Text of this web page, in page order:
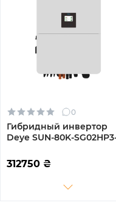
0
Гибридный инвертор
Deye SUN-80K-
MPPT Wi-Fi 220/380V
Трехфазный
312750 ₴